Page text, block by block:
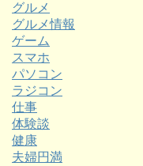
グルメ
グルメ情報
ゲーム
スマホ
パソコン
ラジコン
仕事
体験談
健康
夫婦円満